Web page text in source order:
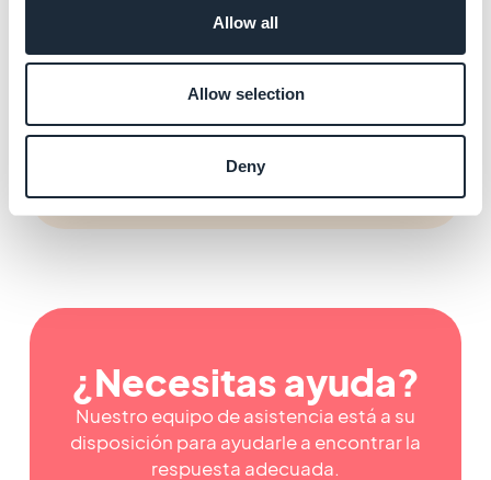
Allow all
Allow selection
Deny
Gestionar tu facturación y
suscripción
¿Necesitas ayuda?
Nuestro equipo de asistencia está a su
disposición para ayudarle a encontrar la
respuesta adecuada.